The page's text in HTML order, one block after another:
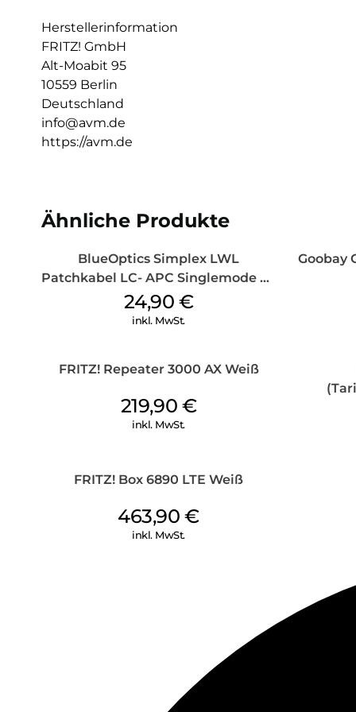
Herstellerinformation
FRITZ! GmbH
Alt-Moabit 95
10559 Berlin
Deutschland
info@avm.de
https://avm.de
Ähnliche Produkte
BlueOptics Simplex LWL
Patchkabel LC- APC Singlemode 20
m Yellow
24,90 €
inkl. MwSt.
Goobay
FRITZ! Repeater 3000 AX Weiß
219,90 €
inkl. MwSt.
FRITZ! Box 6890 LTE Weiß
463,90€
inkl. MwSt.